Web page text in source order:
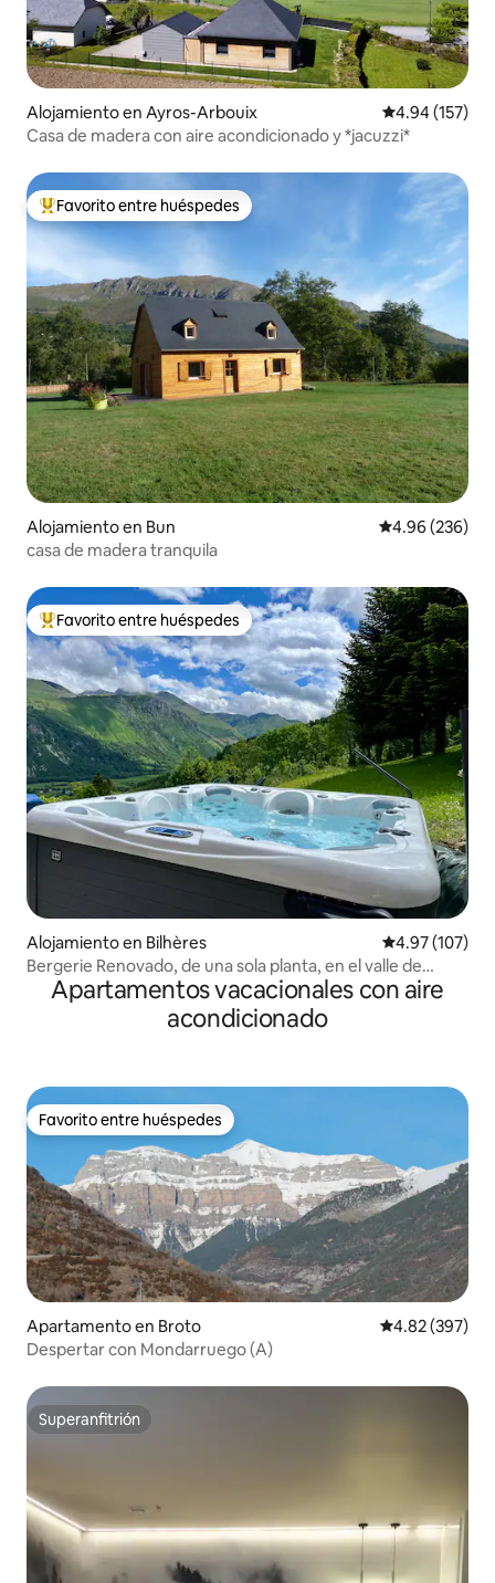
Alojamiento en Ayros-Arbouix Calificación
4.94 (157)
Casa de madera con aire acondicionado y *jacuzzi*
Favorito entre huéspedes preferido
Favorito entre huéspedes
Alojamiento en Bun Calificación
4.96 (236)
casa de madera tranquila
Favorito entre huéspedes preferido
Favorito entre huéspedes
Alojamiento en Bilhères Calificación
4.97 (107)
Bergerie Renovado, de una sola planta, en el valle de
Ossau
Apartamentos vacacionales con aire
acondicionado
Favorito entre huéspedes
Favorito entre huéspedes
Apartamento en Broto Calificación
4.82 (397)
Despertar con Mondarruego (A)
Superanfitrión
Superanfitrión